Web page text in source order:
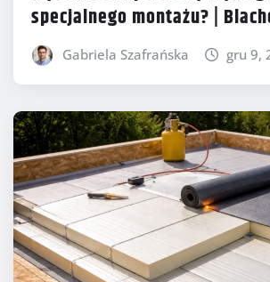
specjalnego montażu? |
Gabriela Szafrańska gru 9,